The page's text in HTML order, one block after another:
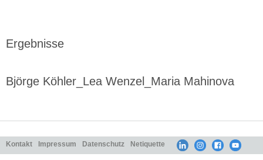
Ergebnisse
Björge Köhler_Lea Wenzel_Maria Mahinova
Kontakt Impressum Datenschutz Netiquette